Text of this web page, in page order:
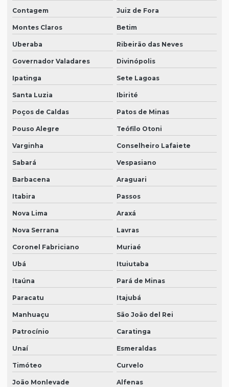
Contagem Juiz de Fora
Montes Claros Betim
Uberaba Ribeirão das Neves
Governador Valadares Divinópolis
Ipatinga Sete Lagoas
Santa Luzia Ibirité
Poços de Caldas Patos de Minas
Pouso Alegre Teófilo Otoni
Varginha Conselheiro Lafaiete
Sabará Vespasiano
Barbacena Araguari
Itabira Passos
Nova Lima Araxá
Nova Serrana Lavras
Coronel Fabriciano Muriaé
Ubá Ituiutaba
Itaúna Pará de Minas
Paracatu Itajubá
Manhuaçu São João del Rei
Patrocínio Caratinga
Unaí Esmeraldas
Timóteo Curvelo
João Monlevade Alfenas